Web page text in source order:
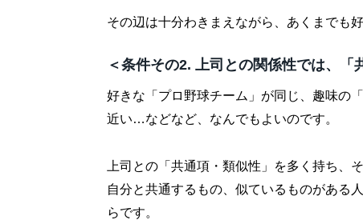
その辺は十分わきまえながら、あくまでも
＜条件その2. 上司との関係性では、「
好きな「プロ野球チーム」が同じ、趣味の
近い…などなど、なんでもよいのです。
上司との「共通項・類似性」を多く持ち、
自分と共通するもの、似ているものがある
らです。